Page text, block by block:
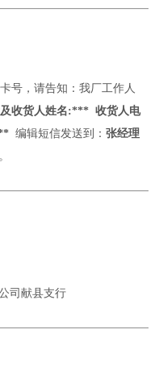
号，请告知：我厂工作人
收货人姓名:*** 收货人电
编辑短信发送到：张经理
司献县支行